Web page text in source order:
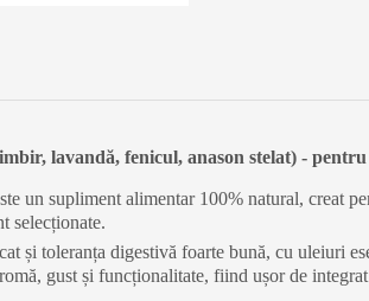
lavandă, fenicul, anason stelat) - pentru
un supliment alimentar 100% natural, creat
selecționate.
și toleranța digestivă foarte bună, cu uleiuri
gust și funcționalitate, fiind ușor de